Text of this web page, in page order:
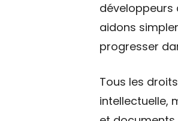
développeurs
aidons
progresser
Tous les
intellectuelle,